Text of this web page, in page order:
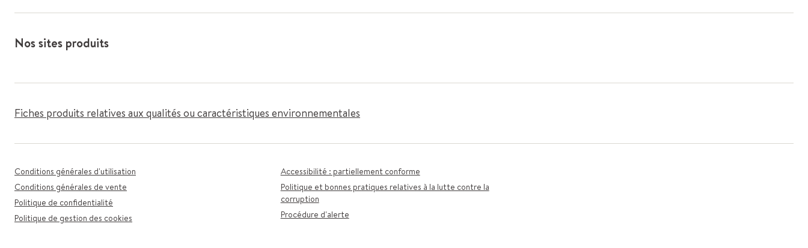
Nos sites produits
Fiches produits relatives aux qualités ou caractéristiques environnementales
Conditions générales d'utilisation
Conditions générales de vente
Politique de confidentialité
Politique de gestion des cookies
Accessibilité : partiellement conforme
Politique et bonnes pratiques relatives à la lutte contre la
corruption
Procédure d'alerte